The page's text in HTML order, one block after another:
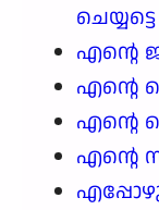
ചെയ്യട്ടെ
എന്റെ
എന്റെ
എന്റെ
എന്റെ